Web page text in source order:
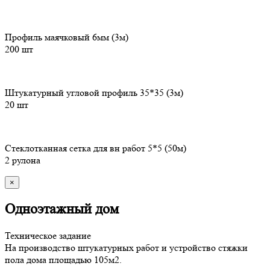
Профиль маячковый 6мм (3м)
200 шт
Штукатурный угловой профиль 35*35 (3м)
20 шт
Стеклотканная сетка для вн работ 5*5 (50м)
2 рулона
×
Одноэтажный дом
Техническое задание
На производство штукатурных работ и устройство стяжки
пола дома площадью 105м2.